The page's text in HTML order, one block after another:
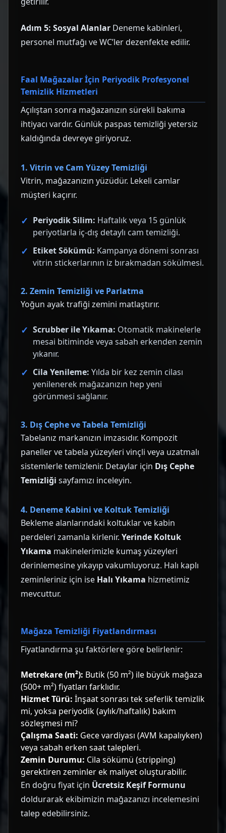
Adım 5: Sosyal Alanlar Deneme kabinleri,
personel mutfağı ve WC’ler dezenfekte edilir.
Faal Mağazalar İçin Periyodik Profesyonel
Temizlik Hizmetleri
Açılıştan sonra mağazanızın sürekli bakıma
ihtiyacı vardır. Günlük paspas temizliği yetersiz
kaldığında devreye giriyoruz.
1. Vitrin ve Cam Yüzey Temizliği
Vitrin, mağazanızın yüzüdür. Lekeli camlar
müşteri kaçırır.
Periyodik Silim: Haftalık veya 15 günlük
periyotlarla iç-dış detaylı cam temizliği.
Etiket Sökümü: Kampanya dönemi sonrası
vitrin stickerlarının iz bırakmadan sökülmesi.
2. Zemin Temizliği ve Parlatma
Yoğun ayak trafiği zemini matlaştırır.
Scrubber ile Yıkama: Otomatik makinelerle
mesai bitiminde veya sabah erkenden zemin
yıkanır.
Cila Yenileme: Yılda bir kez zemin cilası
yenilenerek mağazanızın hep yeni
görünmesi sağlanır.
3. Dış Cephe ve Tabela Temizliği
Tabelanız markanızın imzasıdır. Kompozit
paneller ve tabela yüzeyleri vinçli veya uzatmalı
sistemlerle temizlenir. Detaylar için Dış Cephe
Temizliği sayfamızı inceleyin.
4. Deneme Kabini ve Koltuk Temizliği
Bekleme alanlarındaki koltuklar ve kabin
perdeleri zamanla kirlenir. Yerinde Koltuk
Yıkama makinelerimizle kumaş yüzeyleri
derinlemesine yıkayıp vakumluyoruz. Halı kaplı
zeminleriniz için ise Halı Yıkama hizmetimiz
mevcuttur.
Mağaza Temizliği Fiyatlandırması
Fiyatlandırma şu faktörlere göre belirlenir:
Metrekare (m²): Butik (50 m²) ile büyük mağaza
(500+ m²) fiyatları farklıdır.
Hizmet Türü: İnşaat sonrası tek seferlik temizlik
mi, yoksa periyodik (aylık/haftalık) bakım
sözleşmesi mi?
Çalışma Saati: Gece vardiyası (AVM kapalıyken)
veya sabah erken saat talepleri.
Zemin Durumu: Cila sökümü (stripping)
gerektiren zeminler ek maliyet oluşturabilir.
En doğru fiyat için Ücretsiz Keşif Formunu
doldurarak ekibimizin mağazanızı incelemesini
talep edebilirsiniz.